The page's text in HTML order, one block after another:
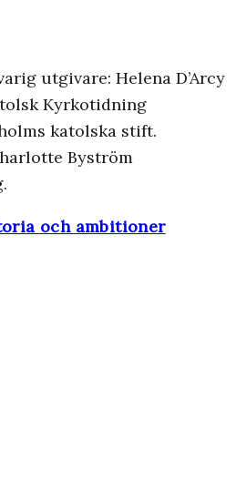
utgivare: Helena D’Arcy
Kyrkotidning
katolska stift.
Byström
och ambitioner